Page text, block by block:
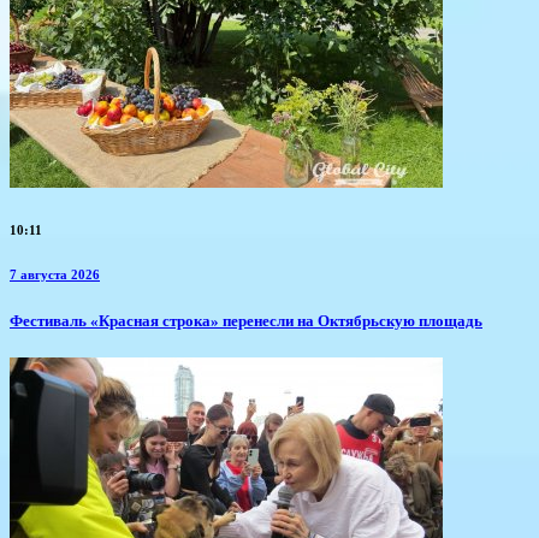
10:11
7 августа 2026
Фестиваль «Красная строка» перенесли на Октябрьскую площадь